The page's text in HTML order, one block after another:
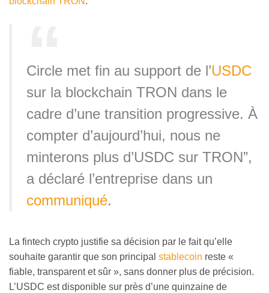
Circle met fin au support de l’USDC
sur la blockchain TRON dans le
cadre d’une transition progressive. À
compter d’aujourd’hui, nous ne
minterons plus d’USDC sur TRON”,
a déclaré l’entreprise dans un
communiqué.
La fintech crypto justifie sa décision par le fait qu’elle
souhaite garantir que son principal stablecoin reste «
fiable, transparent et sûr », sans donner plus de précision.
L’USDC est disponible sur près d’une quinzaine de